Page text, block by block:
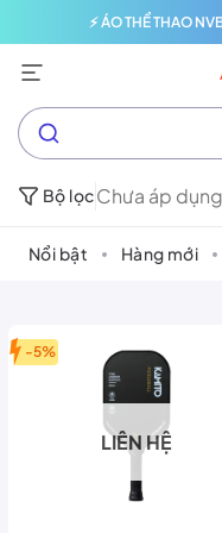
⚡ ÁO THỂ THAO
Bộ lọcChưa áp
Nổi bật Hàng mới
-5%
LIÊN HỆ